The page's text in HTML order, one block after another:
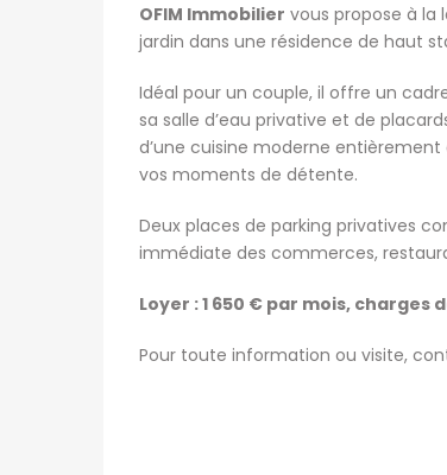
OFIM Immobilier vous propose à
jardin dans une résidence de haut
Idéal pour un couple, il offre un
sa salle d’eau privative et de
d’une cuisine moderne entièrement
vos moments de détente.
Deux places de parking privatives
immédiate des commerces,
Loyer : 1 650 € par mois,
Pour toute information ou visite,